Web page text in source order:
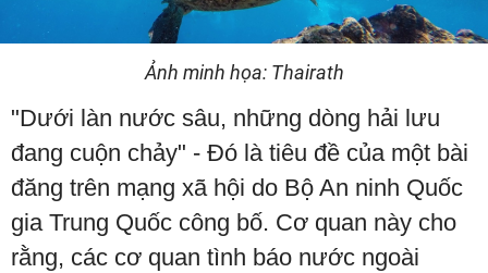
Ảnh minh họa: Thairath
"Dưới làn nước sâu, những dòng hải lưu
đang cuộn chảy" - Đó là tiêu đề của một bài
đăng trên mạng xã hội do Bộ An ninh Quốc
gia Trung Quốc công bố. Cơ quan này cho
rằng, các cơ quan tình báo nước ngoài